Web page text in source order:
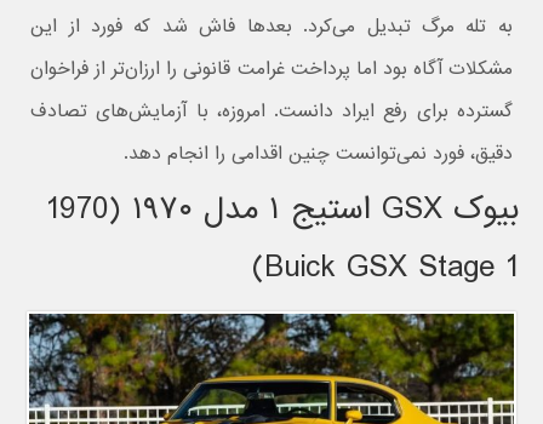
به تله مرگ تبدیل می‌کرد. بعدها فاش شد که فورد از این
مشکلات آگاه بود اما پرداخت غرامت قانونی را ارزان‌تر از فراخوان
گسترده برای رفع ایراد دانست. امروزه، با آزمایش‌های تصادف
دقیق، فورد نمی‌توانست چنین اقدامی را انجام دهد.
بیوک GSX استیج ۱ مدل ۱۹۷۰ (1970
Buick GSX Stage 1)